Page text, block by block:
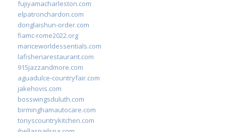
fujiyamacharleston.com
elpatronchardon.com
donglaishun-order.com
fiamc-rome2022.org
mariceworldessentials.com
lafisheriarestaurant.com
915jazzandmore.com
aguadulce-countryfair.com
jakehovis.com
bosswingsduluth.com
birminghamautocare.com
tonyscountrykitchen.com